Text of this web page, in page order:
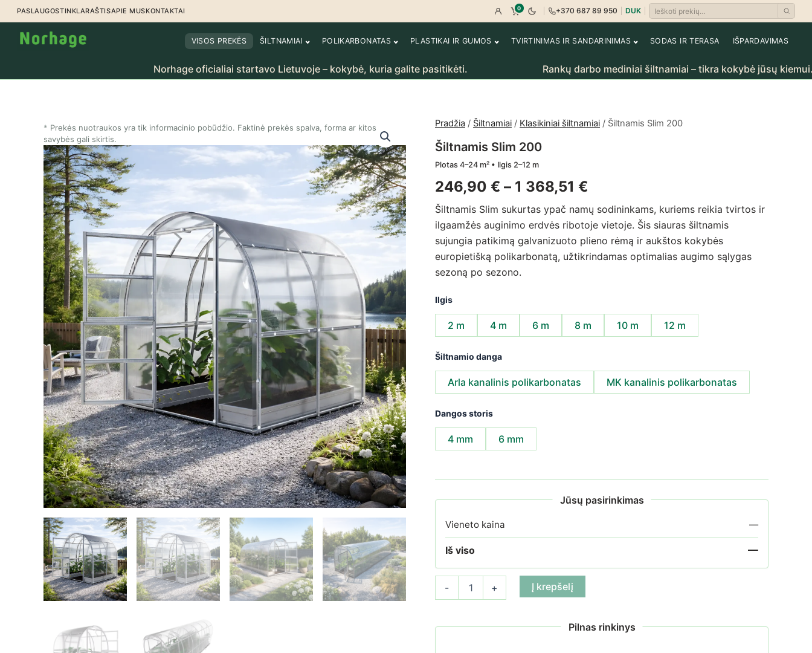
Pereiti prie turinio
PASLAUGOSTINKLARAŠTISAPIE MUSKONTAKTAI
Prisijungti
0
Peržiūrėti krepšelį
+370 687 89 950 DUK Ieškoti prekių
VISOS PREKĖS ŠILTNAMIAI POLIKARBONATAS PLASTIKAI IR GUMOS TVIRTINIMAS IR SANDARINIMAS SODAS IR TERASA IŠPARDAVIMAS
Norhage oficialiai startavo Lietuvoje – kokybė, kuria galite pasitikėti. Rankų darbo mediniai šiltnamiai – tikra kokybė jūsų kiemui.
Prekės nuotraukos yra tik informacinio pobūdžio. Faktinė prekės spalva, forma ar kitos
savybės gali skirtis.
Pradžia / Šiltnamiai / Klasikiniai šiltnamiai / Šiltnamis Slim 200
Šiltnamis Slim 200
Plotas 4–24 m² • Ilgis 2–12 m
246,90 € – 1 368,51 €
Šiltnamis Slim sukurtas ypač namų sodininkams, kuriems reikia tvirtos ir
ilgaamžės auginimo erdvės ribotoje vietoje. Šis siauras šiltnamis
sujungia patikimą galvanizuoto plieno rėmą ir aukštos kokybės
europietišką polikarbonatą, užtikrindamas optimalias augimo sąlygas
sezoną po sezono.
Ilgis
2 m 4 m 6 m 8 m 10 m 12 m
Šiltnamio danga
Arla kanalinis polikarbonatas MK kanalinis polikarbonatas
Dangos storis
4 mm 6 mm
Jūsų pasirinkimas
Vieneto kaina —
Iš viso —
-
produkto kiekis: Šiltnamis Slim 200
+ Į krepšelį
Pilnas rinkinys